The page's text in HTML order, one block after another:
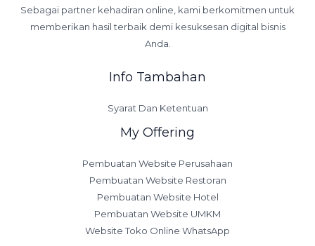
Sebagai partner kehadiran online, kami berkomitmen untuk
memberikan hasil terbaik demi kesuksesan digital bisnis
Anda.
Info Tambahan
Syarat Dan Ketentuan
My Offering
Pembuatan Website Perusahaan
Pembuatan Website Restoran
Pembuatan Website Hotel
Pembuatan Website UMKM
Website Toko Online WhatsApp